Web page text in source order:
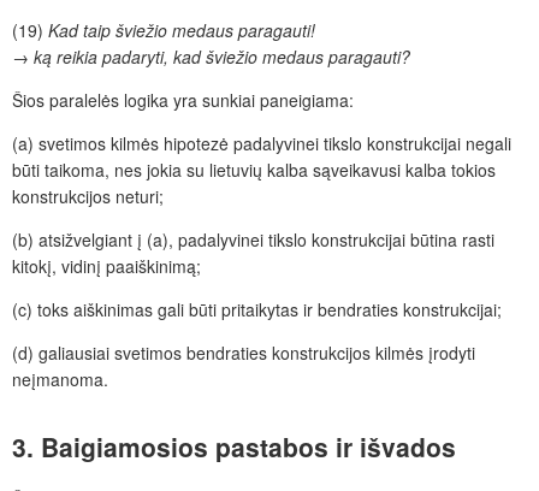
(19) Kad taip šviežio medaus paragauti!
→ ką reikia padaryti, kad šviežio medaus paragauti?
Šios paralelės logika yra sunkiai paneigiama:
(a) svetimos kilmės hipotezė padalyvinei tikslo konstrukcijai negali
būti taikoma, nes jokia su lietuvių kalba sąveikavusi kalba tokios
konstrukcijos neturi;
(b) atsižvelgiant į (a), padalyvinei tikslo konstrukcijai būtina rasti
kitokį, vidinį paaiškinimą;
(c) toks aiškinimas gali būti pritaikytas ir bendraties konstrukcijai;
(d) galiausiai svetimos bendraties konstrukcijos kilmės įrodyti
neįmanoma.
3. Baigiamosios pastabos ir išvados